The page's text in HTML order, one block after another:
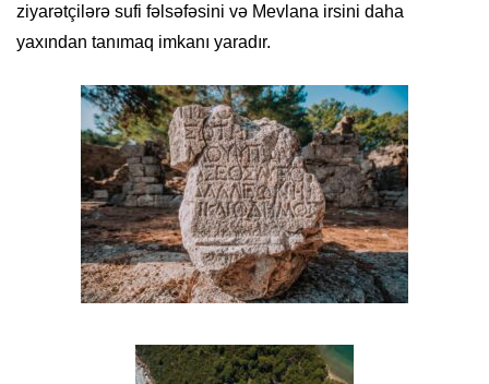
ziyarətçilərə sufi fəlsəfəsini və Mevlana irsini daha
yaxından tanımaq imkanı yaradır.